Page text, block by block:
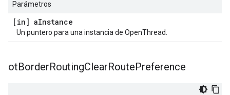
Parámetros
[in] aInstance
Un puntero para una instancia de OpenThread.
otBorderRoutingClearRoutePreference